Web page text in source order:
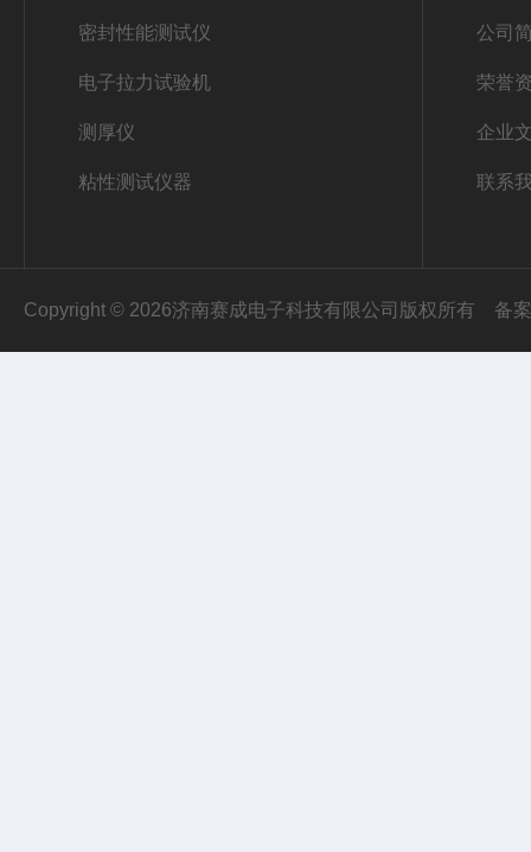
密封性能测试仪
电子拉力试验机
测厚仪
粘性测试仪器
公司
荣誉
企业
联系
Copyright © 2026济南赛成电子科技有限公司版权所有 备